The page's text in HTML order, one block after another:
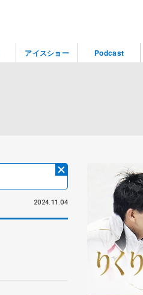
2024.11.04
アイスショー Podcast